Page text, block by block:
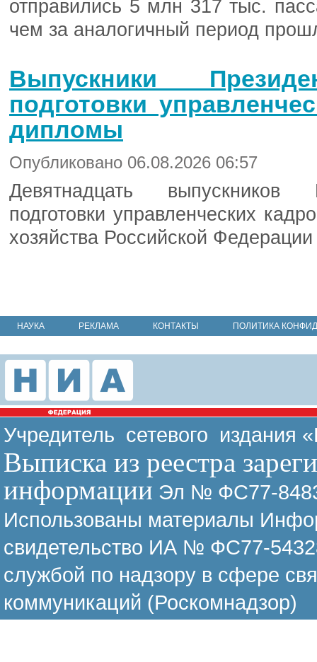
отправились 5 млн 317 тыс.
чем за аналогичный период
Выпускники
подготовки
дипломы
Опубликовано 06.08.2026 06:57
Девятнадцать выпускников
подготовки управленческих
хозяйства Российской
НАУКА РЕКЛАМА КОНТАКТЫ ПОЛИТИКА
Учредитель сетевого издания
Выписка из реестра
информации Эл № ФС77-
Использованы материалы
свидетельство ИА № ФС77-
службой по надзору в сфере
коммуникаций (Роскомнадзор)